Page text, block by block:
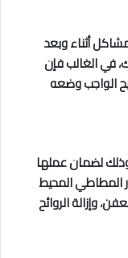
أثناء وبعد
في الغالب فإن
الواجب وضعه
لضمان عملها
المطاطي المحيط
وإزالة الروائح